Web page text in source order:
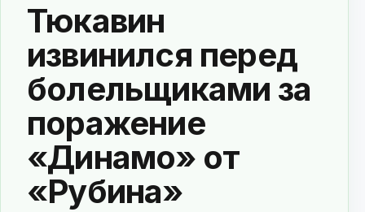
Тюкавин
извинился перед
болельщиками за
поражение
«Динамо» от
«Рубина»